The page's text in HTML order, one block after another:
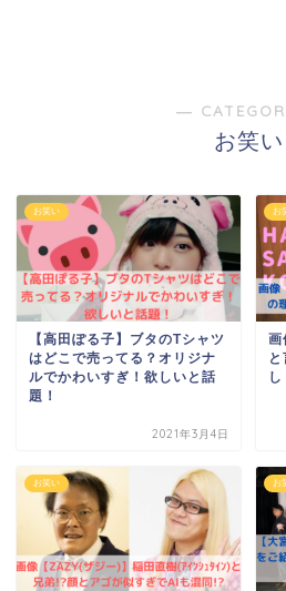
―
お笑い
お笑い
【高田ぽる子】ブタのTシャツ
はどこで売ってる？オリジナ
ルでかわいすぎ！欲しいと話
題！
2021年3月4日
お
画
お笑い お